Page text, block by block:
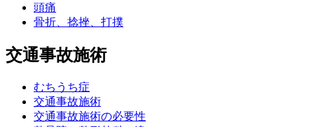
頭痛
骨折、捻挫、打撲
交通事故施術
むちうち症
交通事故施術
交通事故施術の必要性